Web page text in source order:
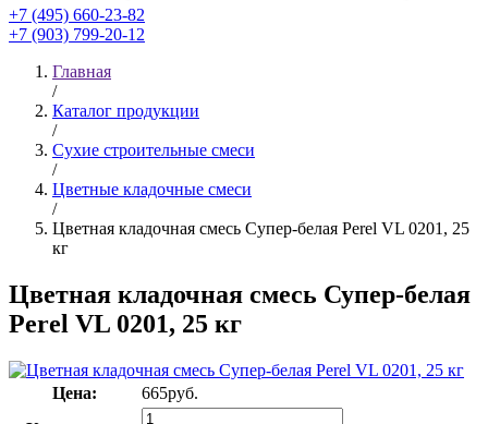
+7 (495) 660-23-82
+7 (903) 799-20-12
Главная
/
Каталог продукции
/
Сухие строительные смеси
/
Цветные кладочные смеси
/
Цветная кладочная смесь Супер-белая Perel VL 0201, 25
кг
Цветная кладочная смесь Супер-белая
Perel VL 0201, 25 кг
Цена: 665руб.